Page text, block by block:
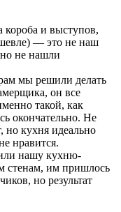
короба и выступов,
— это не наш
не нашли
мы решили делать
он все
такой, как
окончательно. Не
но кухня идеально
нравится.
нашу кухню-
стенам, им пришлось
но результат